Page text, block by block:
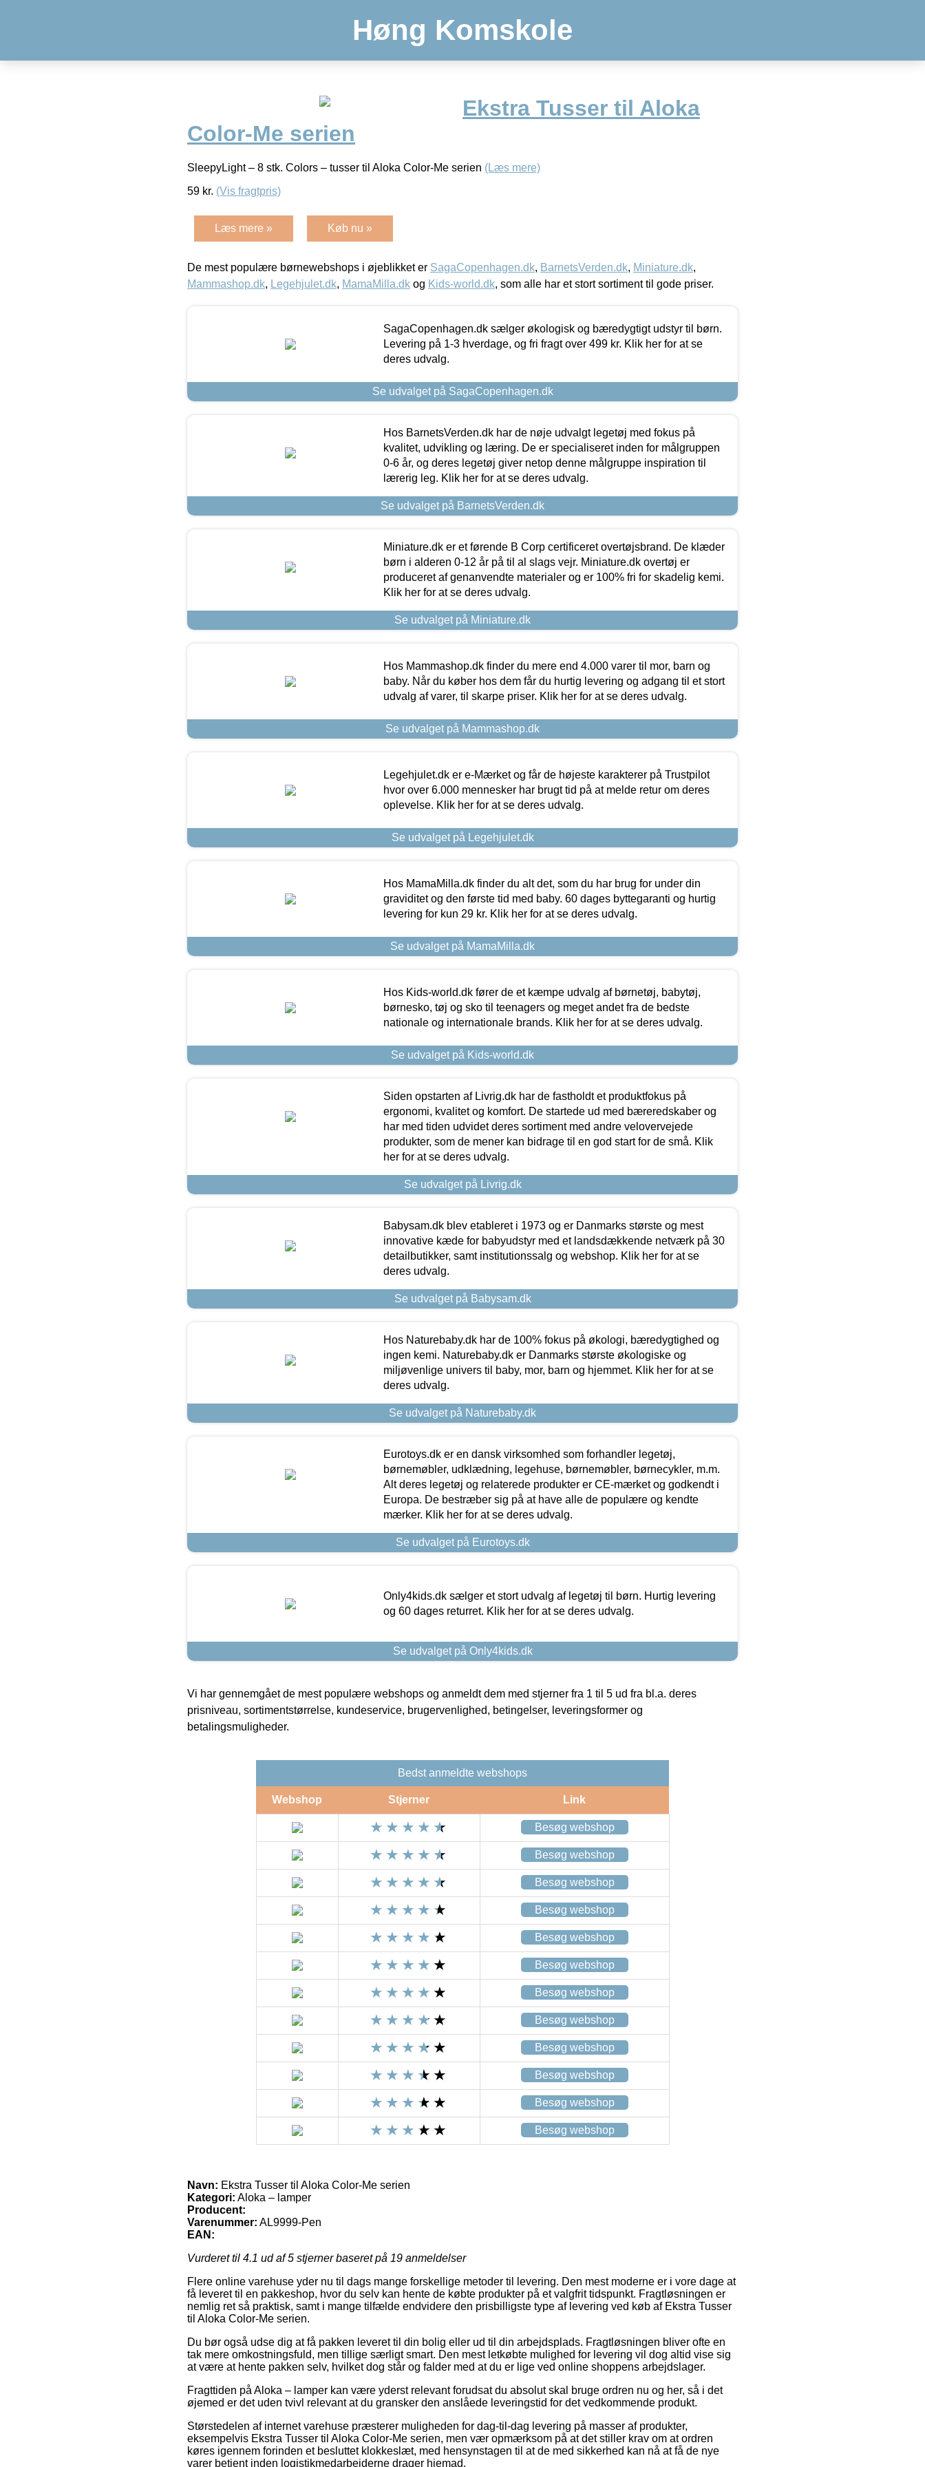
Høng Komskole
Ekstra Tusser til Aloka
Color-Me serien
SleepyLight – 8 stk. Colors – tusser til Aloka Color-Me serien (Læs mere)
59 kr. (Vis fragtpris)
Læs mere » Køb nu »
De mest populære børnewebshops i øjeblikket er SagaCopenhagen.dk, BarnetsVerden.dk, Miniature.dk,
Mammashop.dk, Legehjulet.dk, MamaMilla.dk og Kids-world.dk, som alle har et stort sortiment til gode priser.
SagaCopenhagen.dk sælger økologisk og bæredygtigt udstyr til børn.
Levering på 1-3 hverdage, og fri fragt over 499 kr. Klik her for at se
deres udvalg.
Se udvalget på SagaCopenhagen.dk
Hos BarnetsVerden.dk har de nøje udvalgt legetøj med fokus på
kvalitet, udvikling og læring. De er specialiseret inden for målgruppen
0-6 år, og deres legetøj giver netop denne målgruppe inspiration til
lærerig leg. Klik her for at se deres udvalg.
Se udvalget på BarnetsVerden.dk
Miniature.dk er et førende B Corp certificeret overtøjsbrand. De klæder
børn i alderen 0-12 år på til al slags vejr. Miniature.dk overtøj er
produceret af genanvendte materialer og er 100% fri for skadelig kemi.
Klik her for at se deres udvalg.
Se udvalget på Miniature.dk
Hos Mammashop.dk finder du mere end 4.000 varer til mor, barn og
baby. Når du køber hos dem får du hurtig levering og adgang til et stort
udvalg af varer, til skarpe priser. Klik her for at se deres udvalg.
Se udvalget på Mammashop.dk
Legehjulet.dk er e-Mærket og får de højeste karakterer på Trustpilot
hvor over 6.000 mennesker har brugt tid på at melde retur om deres
oplevelse. Klik her for at se deres udvalg.
Se udvalget på Legehjulet.dk
Hos MamaMilla.dk finder du alt det, som du har brug for under din
graviditet og den første tid med baby. 60 dages byttegaranti og hurtig
levering for kun 29 kr. Klik her for at se deres udvalg.
Se udvalget på MamaMilla.dk
Hos Kids-world.dk fører de et kæmpe udvalg af børnetøj, babytøj,
børnesko, tøj og sko til teenagers og meget andet fra de bedste
nationale og internationale brands. Klik her for at se deres udvalg.
Se udvalget på Kids-world.dk
Siden opstarten af Livrig.dk har de fastholdt et produktfokus på
ergonomi, kvalitet og komfort. De startede ud med bæreredskaber og
har med tiden udvidet deres sortiment med andre velovervejede
produkter, som de mener kan bidrage til en god start for de små. Klik
her for at se deres udvalg.
Se udvalget på Livrig.dk
Babysam.dk blev etableret i 1973 og er Danmarks største og mest
innovative kæde for babyudstyr med et landsdækkende netværk på 30
detailbutikker, samt institutionssalg og webshop. Klik her for at se
deres udvalg.
Se udvalget på Babysam.dk
Hos Naturebaby.dk har de 100% fokus på økologi, bæredygtighed og
ingen kemi. Naturebaby.dk er Danmarks største økologiske og
miljøvenlige univers til baby, mor, barn og hjemmet. Klik her for at se
deres udvalg.
Se udvalget på Naturebaby.dk
Eurotoys.dk er en dansk virksomhed som forhandler legetøj,
børnemøbler, udklædning, legehuse, børnemøbler, børnecykler, m.m.
Alt deres legetøj og relaterede produkter er CE-mærket og godkendt i
Europa. De bestræber sig på at have alle de populære og kendte
mærker. Klik her for at se deres udvalg.
Se udvalget på Eurotoys.dk
Only4kids.dk sælger et stort udvalg af legetøj til børn. Hurtig levering
og 60 dages returret. Klik her for at se deres udvalg.
Se udvalget på Only4kids.dk
Vi har gennemgået de mest populære webshops og anmeldt dem med stjerner fra 1 til 5 ud fra bl.a. deres
prisniveau, sortimentstørrelse, kundeservice, brugervenlighed, betingelser, leveringsformer og
betalingsmuligheder.
Bedst anmeldte webshops
Webshop Stjerner Link
Besøg webshop
Besøg webshop
Besøg webshop
Besøg webshop
Besøg webshop
Besøg webshop
Besøg webshop
Besøg webshop
Besøg webshop
Besøg webshop
Besøg webshop
Besøg webshop
Navn: Ekstra Tusser til Aloka Color-Me serien
Kategori: Aloka – lamper
Producent:
Varenummer: AL9999-Pen
EAN:
Vurderet til 4.1 ud af 5 stjerner baseret på 19 anmeldelser
Flere online varehuse yder nu til dags mange forskellige metoder til levering. Den mest moderne er i vore dage at
få leveret til en pakkeshop, hvor du selv kan hente de købte produkter på et valgfrit tidspunkt. Fragtløsningen er
nemlig ret så praktisk, samt i mange tilfælde endvidere den prisbilligste type af levering ved køb af Ekstra Tusser
til Aloka Color-Me serien.
Du bør også udse dig at få pakken leveret til din bolig eller ud til din arbejdsplads. Fragtløsningen bliver ofte en
tak mere omkostningsfuld, men tillige særligt smart. Den mest letkøbte mulighed for levering vil dog altid vise sig
at være at hente pakken selv, hvilket dog står og falder med at du er lige ved online shoppens arbejdslager.
Fragttiden på Aloka – lamper kan være yderst relevant forudsat du absolut skal bruge ordren nu og her, så i det
øjemed er det uden tvivl relevant at du gransker den anslåede leveringstid for det vedkommende produkt.
Størstedelen af internet varehuse præsterer muligheden for dag-til-dag levering på masser af produkter,
eksempelvis Ekstra Tusser til Aloka Color-Me serien, men vær opmærksom på at det stiller krav om at ordren
køres igennem forinden et besluttet klokkeslæt, med hensynstagen til at de med sikkerhed kan nå at få de nye
varer betjent inden logistikmedarbejderne drager hjemad.